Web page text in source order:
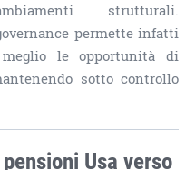
strutturali.
permette infatti
le opportunità di
sotto controllo
Usa verso